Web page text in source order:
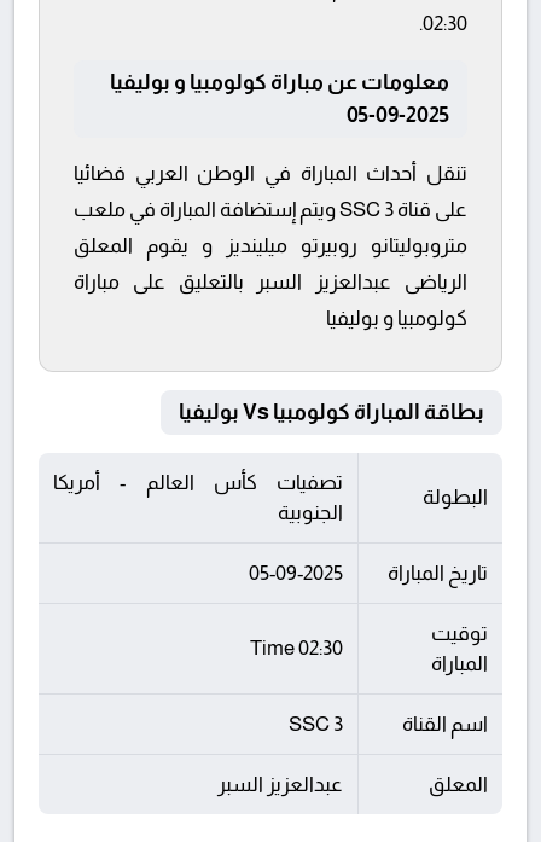
02:30.
معلومات عن مباراة كولومبيا و بوليفيا
2025-09-05
تنقل أحداث المباراة في الوطن العربي فضائيا
على قناة SSC 3 ويتم إستضافة المباراة في ملعب
متروبوليتانو روبيرتو ميلينديز و يقوم المعلق
الرياضى عبدالعزيز السبر بالتعليق على مباراة
كولومبيا و بوليفيا
بطاقة المباراة كولومبيا Vs بوليفيا
البطولة
تصفيات كأس العالم - أمريكا
الجنوبية
تاريخ المباراة 05-09-2025
توقيت
المباراة
02:30 Time
اسم القناة SSC 3
المعلق عبدالعزيز السبر